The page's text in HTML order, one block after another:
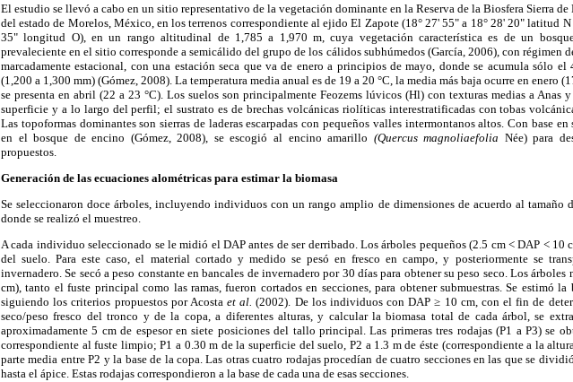
El estudio se llevó a cabo en un sitio representativo de la vegetación dominante en la Reserva de la Biosfera Sierra
del estado de Morelos, México, en los terrenos correspondiente al ejido El Zapote (18° 27' 55" a 18° 28' 20" latitud
35" longitud O), en un rango altitudinal de 1,785 a 1,970 m, cuya vegetación característica es de un
prevaleciente en el sitio corresponde a semicálido del grupo de los cálidos subhúmedos (García, 2006), con régimen
marcadamente estacional, con una estación seca que va de enero a principios de mayo, donde se acumula sólo
(1,200 a 1,300 mm) (Gómez, 2008). La temperatura media anual es de 19 a 20 °C, la media más baja ocurre en enero
se presenta en abril (22 a 23 °C). Los suelos son principalmente Feozems lúvicos (Hl) con texturas medias a Anas
superficie y a lo largo del perfil; el sustrato es de brechas volcánicas riolíticas interestratificadas con tobas
Las topoformas dominantes son sierras de laderas escarpadas con pequeños valles intermontanos altos. Con base
en el bosque de encino (Gómez, 2008), se escogió al encino amarillo (Quercus magnoliaefolia Née) para
propuestos.
Generación de las ecuaciones alométricas para estimar la biomasa
Se seleccionaron doce árboles, incluyendo individuos con un rango amplio de dimensiones de acuerdo al tamaño
donde se realizó el muestreo.
A cada individuo seleccionado se le midió el DAP antes de ser derribado. Los árboles pequeños (2.5 cm < DAP < 10
del suelo. Para este caso, el material cortado y medido se pesó en fresco en campo, y posteriormente se
invernadero. Se secó a peso constante en bancales de invernadero por 30 días para obtener su peso seco. Los árboles
cm), tanto el fuste principal como las ramas, fueron cortados en secciones, para obtener submuestras. Se estimó la
siguiendo los criterios propuestos por Acosta et al. (2002). De los individuos con DAP ≥ 10 cm, con el fin de
seco/peso fresco del tronco y de la copa, a diferentes alturas, y calcular la biomasa total de cada árbol, se
aproximadamente 5 cm de espesor en siete posiciones del tallo principal. Las primeras tres rodajas (P1 a P3) se
correspondiente al fuste limpio; P1 a 0.30 m de la superficie del suelo, P2 a 1.3 m de éste (correspondiente a la
parte media entre P2 y la base de la copa. Las otras cuatro rodajas procedían de cuatro secciones en las que se
hasta el ápice. Estas rodajas correspondieron a la base de cada una de esas secciones.